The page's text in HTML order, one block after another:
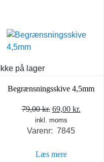
Ikke på lager
Begrænsningsskive 4,5mm
79,00kr. Den
oprindelige
pris
79,00 kr..
69,00 kr.
inkl. moms
Varenr: 7845
Læs mere